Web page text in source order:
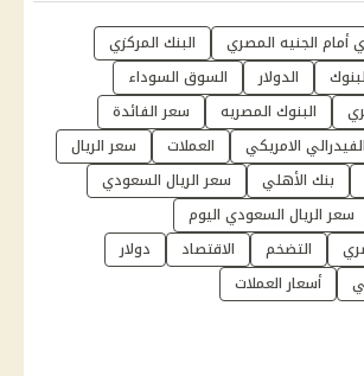
أمام الجنيه المصري
البنك المركزي
الدولار
السوق السوداء
البنوك المصريه
سعر الفائدة
الفيدرالي الامريكي العملات
سعر الريال
بنك الأهلي
سعر الريال السعودي
سعر الريال السعودي اليوم
التضخم الاقتصاد
دولار
أسعار العملات